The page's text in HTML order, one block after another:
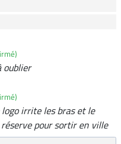
oublier
irrite les bras et le
pour sortir en ville